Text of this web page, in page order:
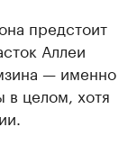
предстоит
Аллеи
— именно
в целом, хотя